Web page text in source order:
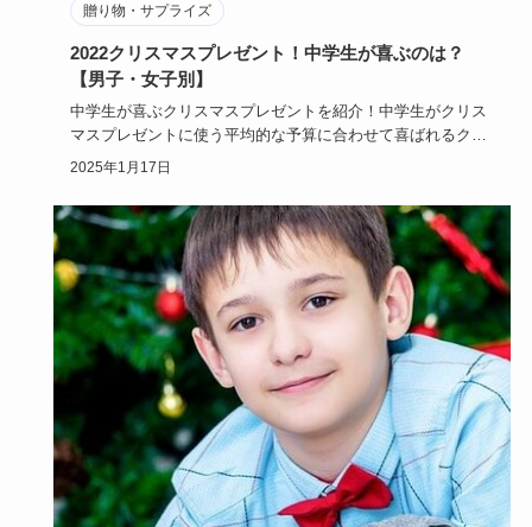
贈り物・サプライズ
2022クリスマスプレゼント！中学生が喜ぶのは？
【男子・女子別】
中学生が喜ぶクリスマスプレゼントを紹介！中学生がクリス
マスプレゼントに使う平均的な予算に合わせて喜ばれるクリ
スマスプレゼン…
2025年1月17日